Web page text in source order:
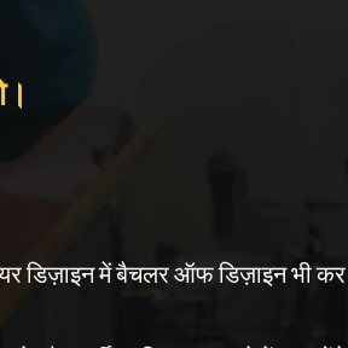
डिज़ाइन में बैचलर ऑफ डिज़ाइन भी कर